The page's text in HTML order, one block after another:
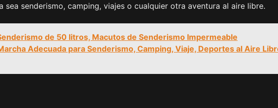
senderismo, camping, viajes o cualquier otra aventura al aire libre.
de 50 litros, Macutos de Senderismo Impermeable
Adecuada para Senderismo, Camping, Viaje, Deportes al Aire